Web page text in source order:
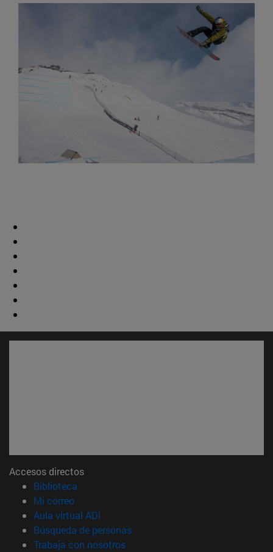
Accesos directos
Biblioteca
Mi correo(abre en nueva ventana)
Aula virtual ADI
Búsqueda de personas(abre en nueva ventana)
Trabaja con nosotros(abre en nueva ventana)